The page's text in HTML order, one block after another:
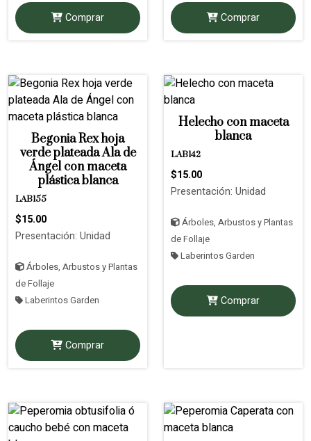
Comprar Comprar
Begonia Rex hoja
verde plateada Ala de
Ángel con maceta
plástica blanca
LAB155
$15.00
Presentación: Unidad
Árboles, Arbustos y Plantas
de Follaje
Laberintos Garden
Comprar
Helecho con maceta
blanca
LAB142
$15.00
Presentación: Unidad
Árboles, Arbustos y Plantas
de Follaje
Laberintos Garden
Comprar